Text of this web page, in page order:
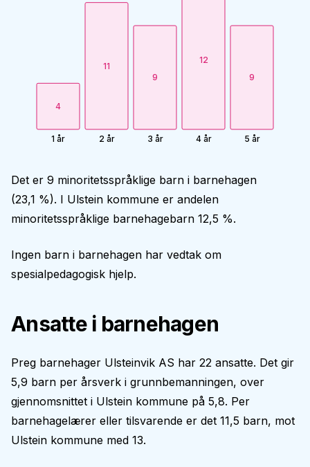
4
1 år
11
2 år
9
3 år
12
4 år
9
5 år
Det er 9 minoritetsspråklige barn i barnehagen
(23,1 %). I Ulstein kommune er andelen
minoritetsspråklige barnehagebarn 12,5 %.
Ingen barn i barnehagen har vedtak om
spesialpedagogisk hjelp.
Ansatte i barnehagen
Preg barnehager Ulsteinvik AS har 22 ansatte. Det gir
5,9 barn per årsverk i grunnbemanningen, over
gjennomsnittet i Ulstein kommune på 5,8. Per
barnehagelærer eller tilsvarende er det 11,5 barn, mot
Ulstein kommune med 13.